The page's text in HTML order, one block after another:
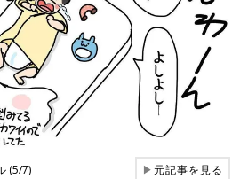
(5/7) ▶元記事を見る